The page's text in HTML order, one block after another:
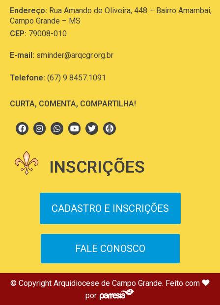
Endereço: Rua Amando de Oliveira, 448 – Bairro Amambai,
Campo Grande – MS
CEP: 79008-010
E-mail: sminder@arqcgr.org.br
Telefone: (67) 9 8457.1091
CURTA, COMENTA, COMPARTILHA!
INSCRIÇÕES
CADASTRO E INSCRIÇÕES
FALE CONOSCO
© Copyright Arquidiocese de Campo Grande. Feito com
por